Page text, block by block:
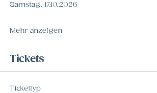
Samstag, 17.10.2026
Mehr anzeigen
Tickets
Tickettyp